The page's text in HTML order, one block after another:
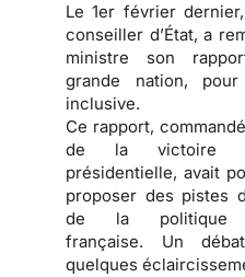
Le 1er février
conseiller d’État, a
ministre son
grande nation,
inclusive.
Ce rapport,
de la victoire à
présidentielle, avait
proposer des pistes
de la politique
française. Un
quelques